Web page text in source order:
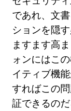
であれ、文
ションを隠
ますます高
ォンにはこ
イティブ機
すればこの
証できるの